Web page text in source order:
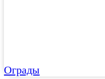
Ограды